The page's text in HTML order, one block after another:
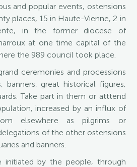
and popular events, ostensions
places, 15 in Haute-Vienne, 2 in
in the former diocese of
at one time capital of the
the 989 council took place.
ceremonies and processions
banners, great historical figures,
Take part in them or atttend
increased by an influx of
elsewhere as pilgrims or
of the other ostensions
and banners.
initiated by the people, through